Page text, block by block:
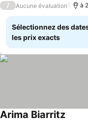
/ Aucune évaluation à
Sélectionnez des
les prix exacts
Arima Biarritz